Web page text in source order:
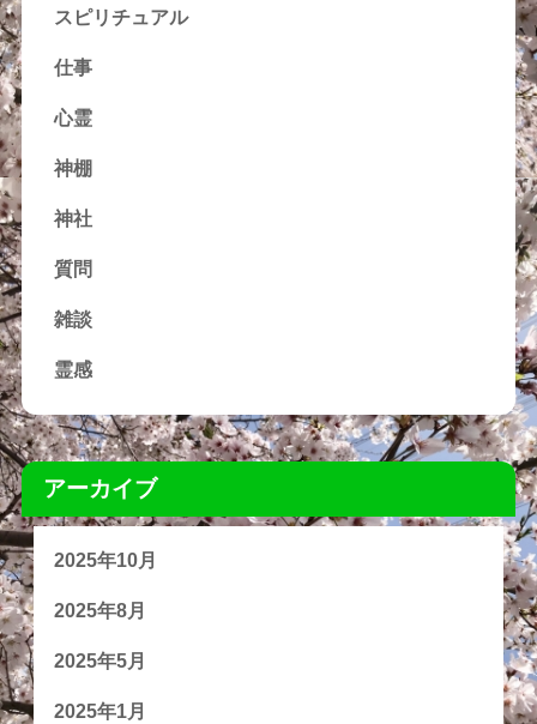
スピリチュアル
仕事
心霊
神棚
神社
質問
雑談
霊感
アーカイブ
2025年10月
2025年8月
2025年5月
2025年1月